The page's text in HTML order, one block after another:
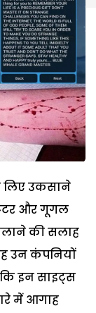
उकसाने
और गूगल
की सलाह
उन कंपनियों
इन साइट्स
में आगाह